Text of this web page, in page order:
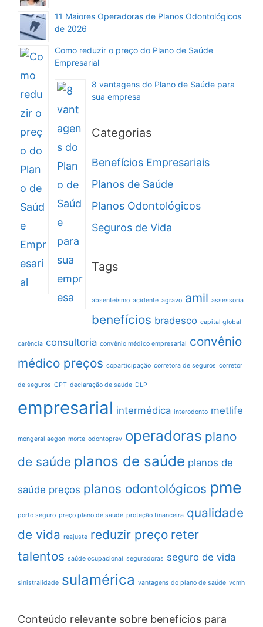
11 Maiores Operadoras de Planos Odontológicos
de 2026
Como reduzir o preço do Plano de Saúde
Empresarial
8 vantagens do Plano de Saúde para
sua empresa
Categorias
Benefícios Empresariais
Planos de Saúde
Planos Odontológicos
Seguros de Vida
Tags
absenteísmo acidente agravo amil assessoria
benefícios bradesco capital global
carência consultoria convênio médico empresarial convênio
médico preços coparticipação corretora de seguros corretor
de seguros CPT declaração de saúde DLP
empresarial intermédica interodonto metlife
mongeral aegon morte odontoprev operadoras plano
de saúde planos de saúde planos de
saúde preços planos odontológicos pme
porto seguro preço plano de saude proteção financeira qualidade
de vida reajuste reduzir preço reter
talentos saúde ocupacional seguradoras seguro de vida
sinistralidade sulamérica vantagens do plano de saúde vcmh
Conteúdo relevante sobre benefícios para